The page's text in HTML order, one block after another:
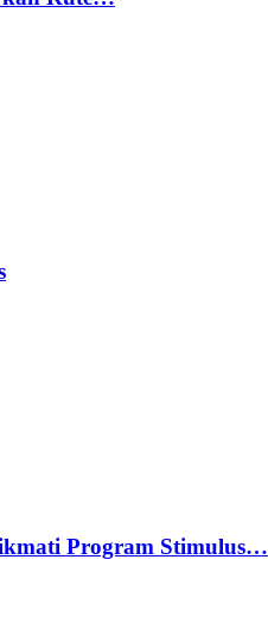
Program Stimulus…